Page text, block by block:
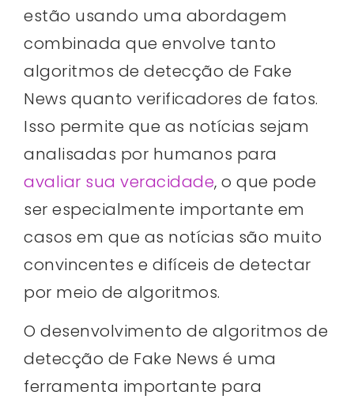
estão usando uma abordagem
combinada que envolve tanto
algoritmos de detecção de Fake
News quanto verificadores de fatos.
Isso permite que as notícias sejam
analisadas por humanos para
avaliar sua veracidade, o que pode
ser especialmente importante em
casos em que as notícias são muito
convincentes e difíceis de detectar
por meio de algoritmos.
O desenvolvimento de algoritmos de
detecção de Fake News é uma
ferramenta importante para